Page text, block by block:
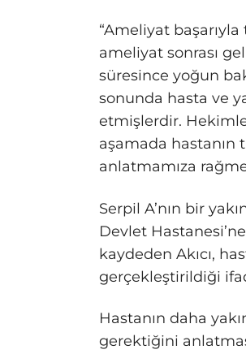
“Ameliyat
ameliyat sonrası
süresince yoğun
sonunda hasta ve
etmişlerdir.
aşamada hastanın
anlatmamıza
Serpil A’nın bir
Devlet
kaydeden Akıcı,
gerçekleştirildiği
Hastanın daha
gerektiğini